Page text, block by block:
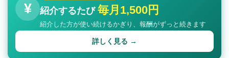
¥ 紹介するたび 毎月1,500円
紹介した方が使い続けるかぎり、報酬がずっと続きます
詳しく見る →